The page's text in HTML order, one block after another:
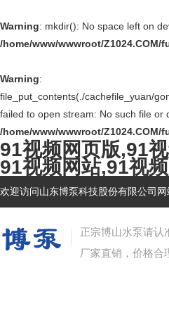
Warning: mkdir(): No space left on
/home/www/wwwroot/Z1024.COM/
Warning:
file_put_contents(./cachefile_yuan/
failed to open stream: No such file or
/home/www/wwwroot/Z1024.COM/
91视频网页版,91
91视频网站,91视
欢迎访问山东博泵科技股份有限公司网
正宗博山水泵请认
厂家直销，价格合